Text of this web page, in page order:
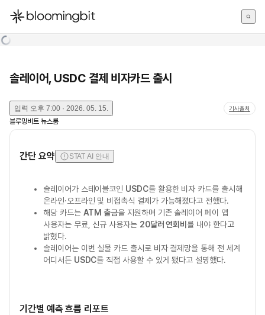
한국어
솔레이어, USDC 결제 비자카드 출시
입력 오후 7:00 · 2026. 05. 15. 기사출처
블루밍비트 뉴스룸
간단 요약 STAT AI 안내
솔레이어가 스테이블코인 USDC를 활용한 비자 카드를 출시해
온라인·오프라인 및 비접촉식 결제가 가능해졌다고 전했다.
해당 카드는 ATM 출금을 지원하며 기존 솔레이어 페이 앱
사용자는 무료, 신규 사용자는 20달러 연회비 를 내야 한다고
밝혔다.
솔레이어는 이번 실물 카드 출시로 비자 결제망을 통해 전 세계
어디서든 USDC를 직접 사용할 수 있게 됐다고 설명했다.
기간별 예측 흐름 리포트